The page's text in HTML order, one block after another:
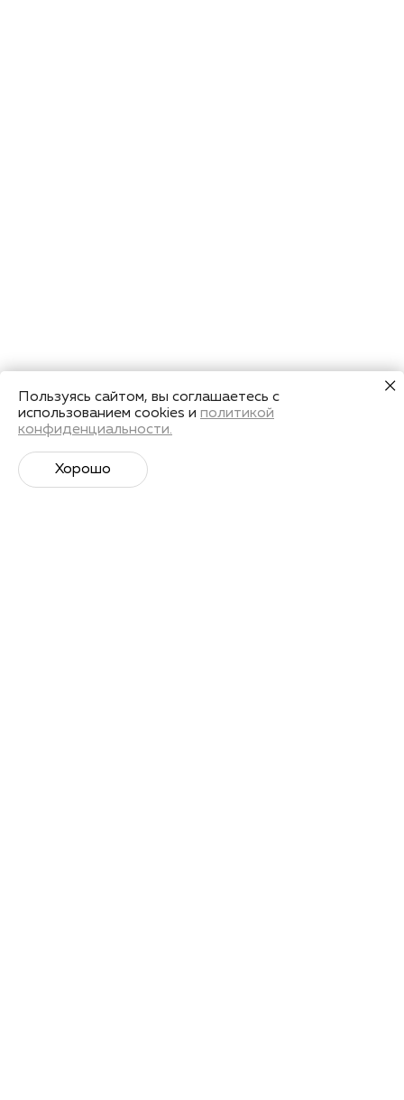
Пользуясь сайтом, вы соглашаетесь с
использованием cookies и политикой
конфиденциальности.
Хорошо